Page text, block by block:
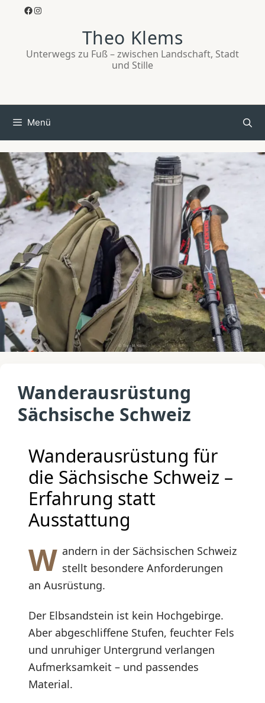
Facebook
Instagram
Theo Klems
Unterwegs zu Fuß – zwischen Landschaft, Stadt
und Stille
Menü
Wanderausrüstung
Sächsische Schweiz
Wanderausrüstung für
die Sächsische Schweiz –
Erfahrung statt
Ausstattung
W andern in der Sächsischen Schweiz
stellt besondere Anforderungen
an Ausrüstung.
Der Elbsandstein ist kein Hochgebirge.
Aber abgeschliffene Stufen, feuchter Fels
und unruhiger Untergrund verlangen
Aufmerksamkeit – und passendes
Material.